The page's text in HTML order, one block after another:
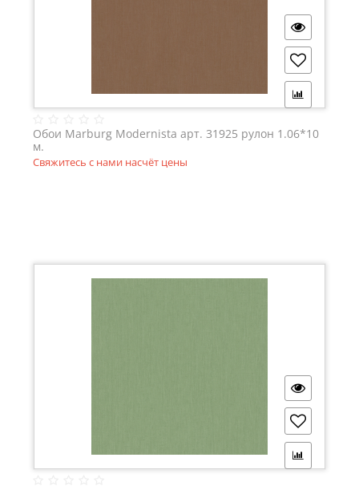
Обои Marburg Modernista арт. 31925 рулон 1.06*10
м.
Свяжитесь с нами насчёт цены